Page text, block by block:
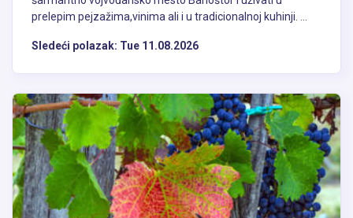
prelepim pejzažima,vinima ali i u tradicionalnoj kuhinji. ...
Sledeći polazak: Tue 11.08.2026